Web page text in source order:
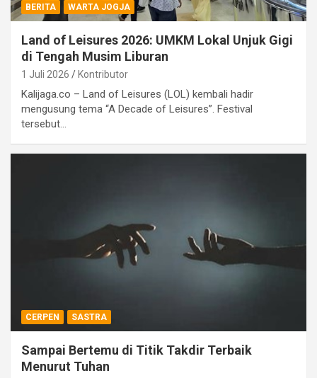
BERITA WARTA JOGJA
Land of Leisures 2026: UMKM Lokal Unjuk Gigi
di Tengah Musim Liburan
1 Juli 2026 Kontributor
Kalijaga.co – Land of Leisures (LOL) kembali hadir
mengusung tema “A Decade of Leisures”. Festival
tersebut…
CERPEN SASTRA
Sampai Bertemu di Titik Takdir Terbaik
Menurut Tuhan